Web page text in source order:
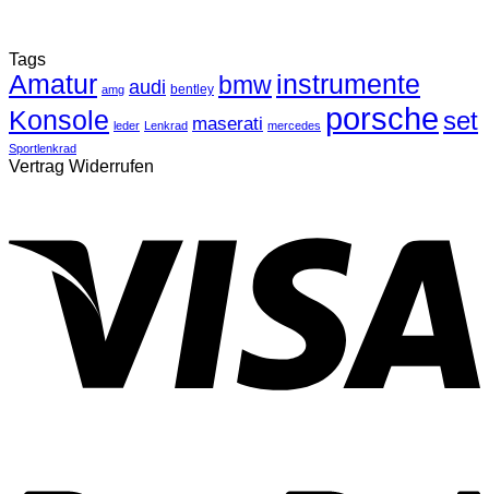
Tags
Amatur amg audi bentley bmwinstrumente
Konsole leder Lenkrad maserati mercedes porsche set
Sportlenkrad
Vertrag Widerrufen